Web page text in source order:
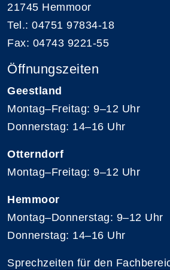
21745 Hemmoor
Tel.: 04751 97834-18
Fax: 04743 9221-55
Öffnungszeiten
Geestland
Montag–Freitag: 9–12 Uhr
Donnerstag: 14–16 Uhr
Otterndorf
Montag–Freitag: 9–12 Uhr
Hemmoor
Montag–Donnerstag: 9–12 Uhr
Donnerstag: 14–16 Uhr
Sprechzeiten für den